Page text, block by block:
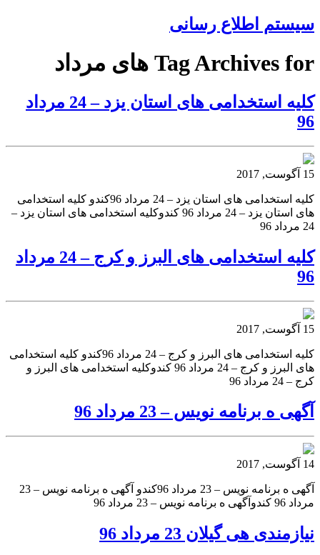
سیستم اطلاع رسانی
Tag Archives for های مرداد
کلیه استخدامی های استان یزد – 24 مرداد
96
15 آگوست, 2017
کلیه استخدامی های استان یزد – 24 مرداد 96کندو کلیه استخدامی
های استان یزد – 24 مرداد 96 کندوکلیه استخدامی های استان یزد –
24 مرداد 96
کلیه استخدامی های البرز و کرج – 24 مرداد
96
15 آگوست, 2017
کلیه استخدامی های البرز و کرج – 24 مرداد 96کندو کلیه استخدامی
های البرز و کرج – 24 مرداد 96 کندوکلیه استخدامی های البرز و
کرج – 24 مرداد 96
آگهی ه برنامه نویس – 23 مرداد 96
14 آگوست, 2017
آگهی ه برنامه نویس – 23 مرداد 96کندو آگهی ه برنامه نویس – 23
مرداد 96 کندوآگهی ه برنامه نویس – 23 مرداد 96
نیازمندی هی گیلان 23 مرداد 96